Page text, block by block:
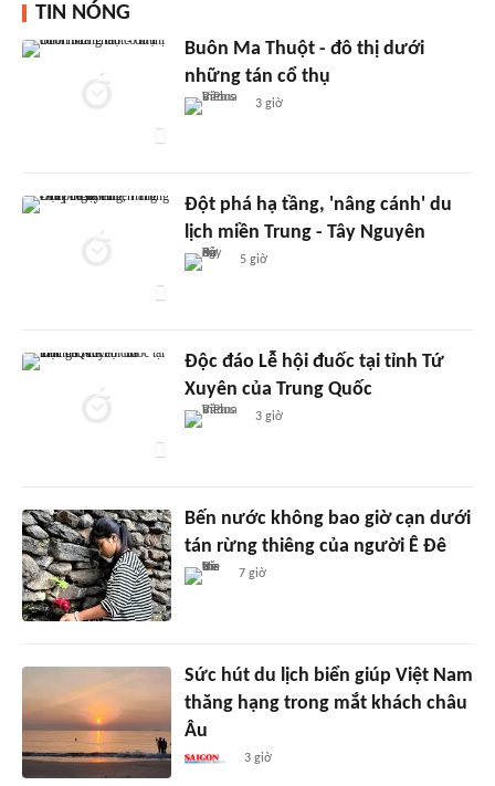
TIN NÓNG
Buôn Ma Thuột - đô thị dưới
những tán cổ thụ
3 giờ
Đột phá hạ tầng, 'nâng cánh' du
lịch miền Trung - Tây Nguyên
5 giờ
Độc đáo Lễ hội đuốc tại tỉnh Tứ
Xuyên của Trung Quốc
3 giờ
Bến nước không bao giờ cạn dưới
tán rừng thiêng của người Ê Đê
7 giờ
Sức hút du lịch biển giúp Việt Nam
thăng hạng trong mắt khách châu
Âu
3 giờ